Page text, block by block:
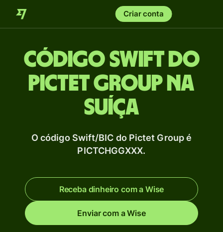
Criar conta
Código Swift do
Pictet Group na
Suíça
O código Swift/BIC do Pictet Group é
PICTCHGGXXX.
Receba dinheiro com a Wise
Enviar com a Wise